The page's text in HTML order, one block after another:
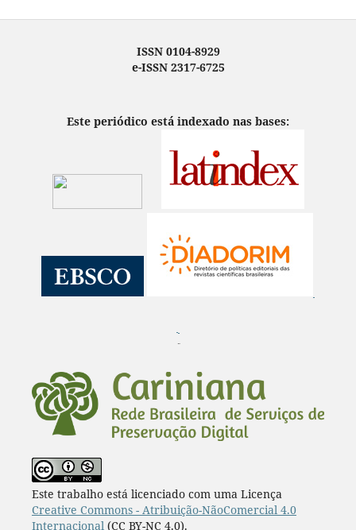
ISSN 0104-8929
e-ISSN 2317-6725
Este periódico está indexado nas bases:
¨
Este trabalho está licenciado com uma Licença
Creative Commons - Atribuição-NãoComercial 4.0
Internacional (CC BY-NC 4.0).